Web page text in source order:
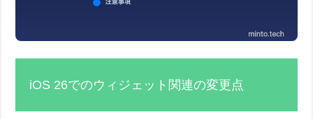
iOS 26でのウィジェット関連の変更点